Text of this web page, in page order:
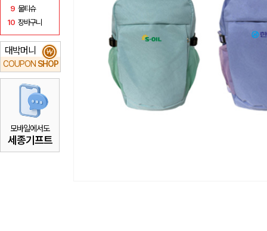
9 물티슈
10 장바구니
대박머니
COUPON SHOP
₩
모바일에서도
세종기프트